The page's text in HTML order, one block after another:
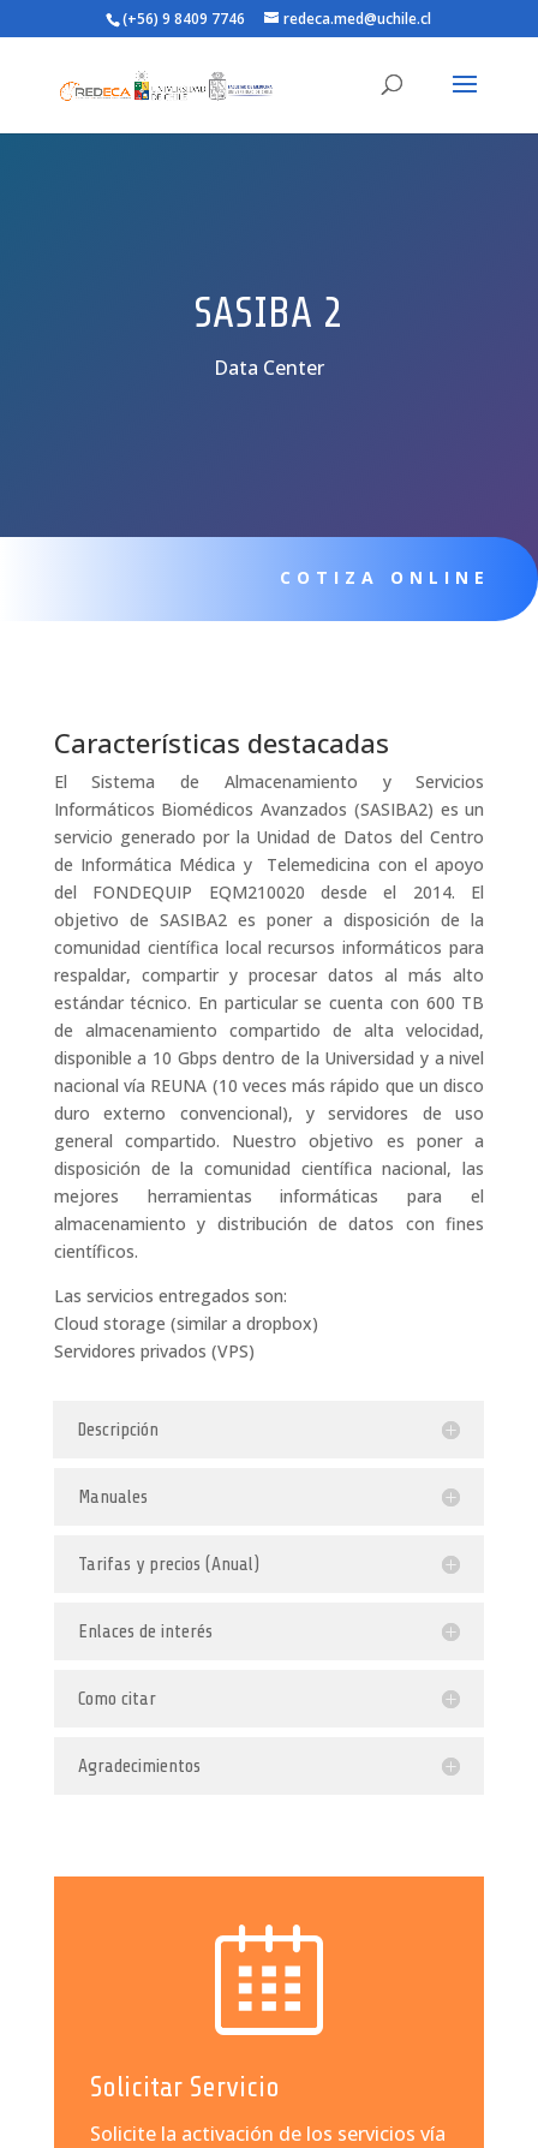
(+56) 9 8409 7746 redeca.med@uchile.cl
SASIBA 2
Data Center
COTIZA ONLINE
Características destacadas
El Sistema de Almacenamiento y Servicios
Informáticos Biomédicos Avanzados (SASIBA2) es un
servicio generado por la Unidad de Datos del Centro
de Informática Médica y Telemedicina con el apoyo
del FONDEQUIP EQM210020 desde el 2014. El
objetivo de SASIBA2 es poner a disposición de la
comunidad científica local recursos informáticos para
respaldar, compartir y procesar datos al más alto
estándar técnico. En particular se cuenta con 600 TB
de almacenamiento compartido de alta velocidad,
disponible a 10 Gbps dentro de la Universidad y a nivel
nacional vía REUNA (10 veces más rápido que un disco
duro externo convencional), y servidores de uso
general compartido. Nuestro objetivo es poner a
disposición de la comunidad científica nacional, las
mejores herramientas informáticas para el
almacenamiento y distribución de datos con fines
científicos.
Las servicios entregados son:
Cloud storage (similar a dropbox)
Servidores privados (VPS)
Descripción
Manuales
Tarifas y precios (Anual)
Enlaces de interés
Como citar
Agradecimientos
Solicitar Servicio
Solicite la activación de los servicios vía